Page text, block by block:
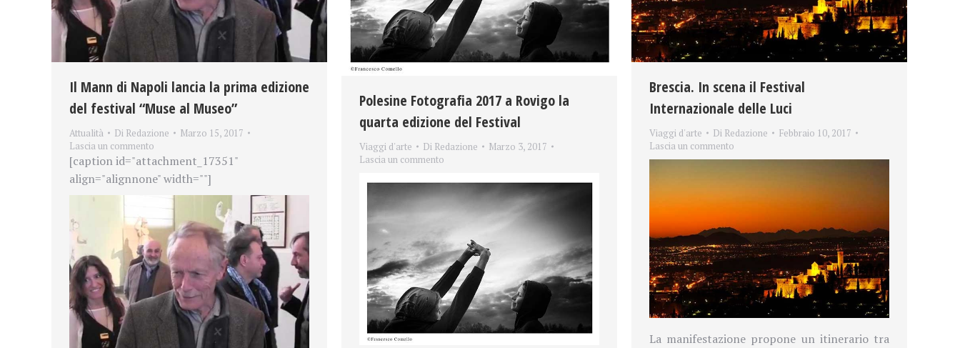
Il Mann di Napoli lancia la prima edizione
del festival “Muse al Museo”
Attualità Di Redazione
Marzo 15, 2017
Lascia un commento
[caption id="attachment_17351"
align="alignnone" width=""]
Polesine Fotografia 2017 a Rovigo la
quarta edizione del Festival
Viaggi d'arte Di Redazione
Marzo 3, 2017
Lascia un commento
Brescia. In scena il Festival
Internazionale delle Luci
Viaggi d'arte Di Redazione
Febbraio 10, 2017
Lascia un commento
La manifestazione propone un itinerario tra